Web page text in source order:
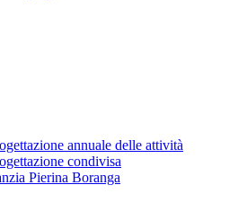
annuale delle attività
condivisa
Pierina Boranga